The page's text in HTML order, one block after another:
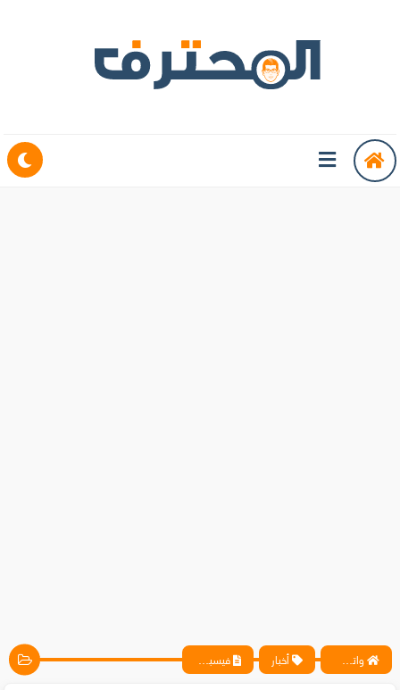
واتس آب ، فيسبوك ، أنترنت ، شروحات تقنية حصرية - المحترف أخبار فيسبوك تطلق لعبة مصغرة على فيسبوك مسنجر